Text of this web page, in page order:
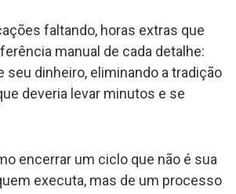
faltando, horas extras que
manual de cada detalhe:
seu dinheiro, eliminando a tradição
deveria levar minutos e se
encerrar um ciclo que não é sua
executa, mas de um processo